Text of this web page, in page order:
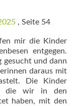
, Seite 54
mir die Kinder
entgegen.
gesucht und dann
daraus mit
Die Kinder
die wir in den
haben, mit den